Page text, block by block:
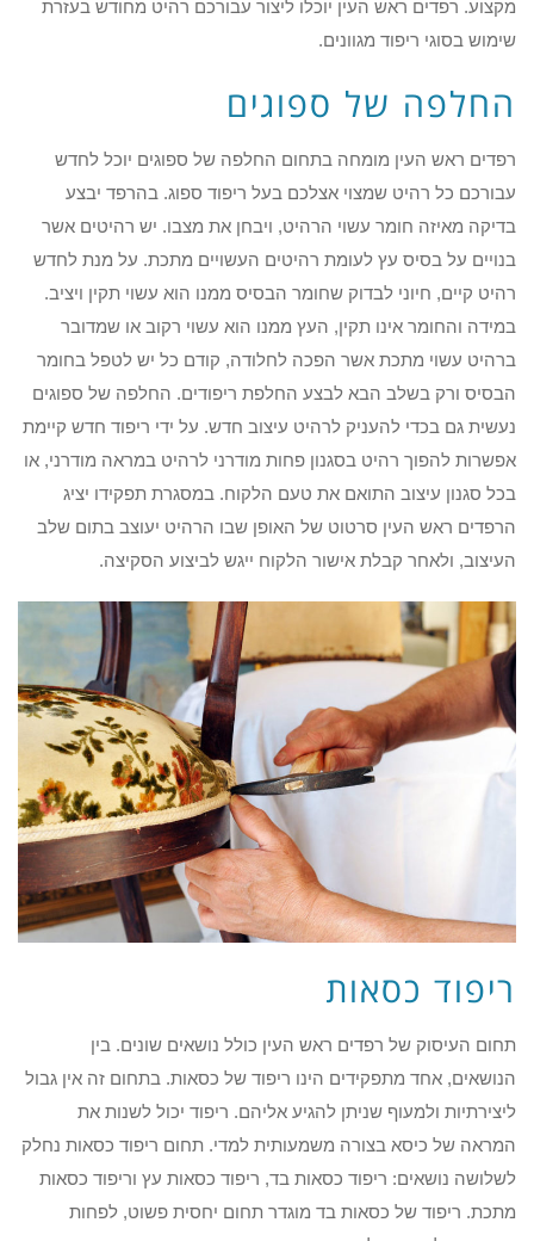
מקצוע. רפדים ראש העין יוכלו ליצור עבורכם רהיט מחודש בעזרת
שימוש בסוגי ריפוד מגוונים.
החלפה של ספוגים
רפדים ראש העין מומחה בתחום החלפה של ספוגים יוכל לחדש
עבורכם כל רהיט שמצוי אצלכם בעל ריפוד ספוג. בהרפד יבצע
בדיקה מאיזה חומר עשוי הרהיט, ויבחן את מצבו. יש רהיטים אשר
בנויים על בסיס עץ לעומת רהיטים העשויים מתכת. על מנת לחדש
רהיט קיים, חיוני לבדוק שחומר הבסיס ממנו הוא עשוי תקין ויציב.
במידה והחומר אינו תקין, העץ ממנו הוא עשוי רקוב או שמדובר
ברהיט עשוי מתכת אשר הפכה לחלודה, קודם כל יש לטפל בחומר
הבסיס ורק בשלב הבא לבצע החלפת ריפודים. החלפה של ספוגים
נעשית גם בכדי להעניק לרהיט עיצוב חדש. על ידי ריפוד חדש קיימת
אפשרות להפוך רהיט בסגנון פחות מודרני לרהיט במראה מודרני, או
בכל סגנון עיצוב התואם את טעם הלקוח. במסגרת תפקידו יציג
הרפדים ראש העין סרטוט של האופן שבו הרהיט יעוצב בתום שלב
העיצוב, ולאחר קבלת אישור הלקוח ייגש לביצוע הסקיצה.
ריפוד כסאות
תחום העיסוק של רפדים ראש העין כולל נושאים שונים. בין
הנושאים, אחד מתפקידים הינו ריפוד של כסאות. בתחום זה אין גבול
ליצירתיות ולמעוף שניתן להגיע אליהם. ריפוד יכול לשנות את
המראה של כיסא בצורה משמעותית למדי. תחום ריפוד כסאות נחלק
לשלושה נושאים: ריפוד כסאות בד, ריפוד כסאות עץ וריפוד כסאות
מתכת. ריפוד של כסאות בד מוגדר תחום יחסית פשוט, לפחות